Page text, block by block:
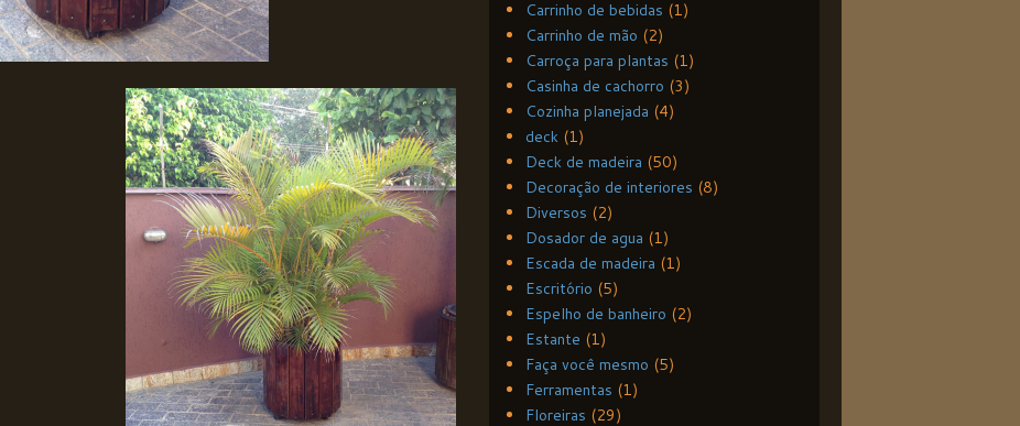
Carrinho de bebidas (1)
Carrinho de mão (2)
Carroça para plantas (1)
Casinha de cachorro (3)
Cozinha planejada (4)
deck (1)
Deck de madeira (50)
Decoração de interiores (8)
Diversos (2)
Dosador de agua (1)
Escada de madeira (1)
Escritório (5)
Espelho de banheiro (2)
Estante (1)
Faça você mesmo (5)
Ferramentas (1)
Floreiras (29)